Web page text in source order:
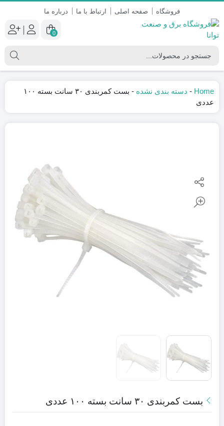
فروشگاه صفحه اصلی ارتباط با ما درباره ما
0
Home
- دسته بندی نشده -
بست کمربندی ۳۰ سانت بسته ۱۰۰
عددی
بست کمربندی ۳۰ سانت بسته ۱۰۰ عددی